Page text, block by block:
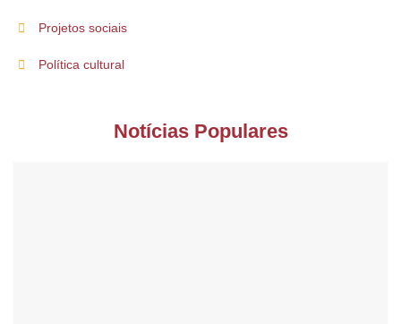
Projetos sociais
Política cultural
Notícias Populares